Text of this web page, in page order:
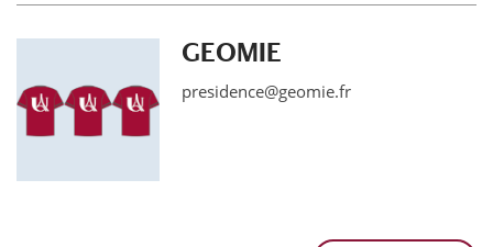
GEOMIE
presidence@geomie.fr